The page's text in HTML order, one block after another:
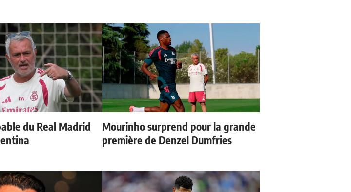
du Real Madrid
Mourinho surprend pour la grande
première de Denzel Dumfries